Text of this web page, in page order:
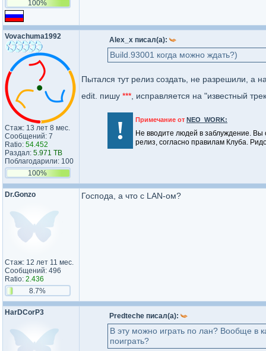
100%
Vovachuma1992
Стаж: 13 лет 8 мес.
Сообщений: 7
Ratio: 54.452
Раздал: 5.971 TB
Поблагодарили: 100
100%
Alex_x писал(а):
Build.93001 когда можно ждать?)
Пытался тут релиз создать, не разрешили, а
edit. пишу *** , исправляется на "известный
! Примечание от NEO_WORK:
Не вводите людей в заблуждение. Вы
релиз, согласно правилам Клуба.
Dr.Gonzo
Стаж: 12 лет 11 мес.
Сообщений: 496
Ratio: 2.436
8.7%
Господа, а что с LAN-ом?
HarDCorP3 Predteche писал(а):
В эту можно играть по лан? Вообще в
поиграть?